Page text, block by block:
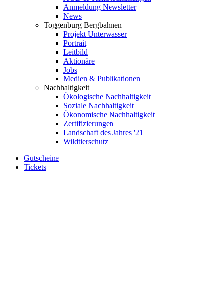
Anmeldung Newsletter
News
Toggenburg Bergbahnen
Projekt Unterwasser
Portrait
Leitbild
Aktionäre
Jobs
Medien & Publikationen
Nachhaltigkeit
Ökologische Nachhaltigkeit
Soziale Nachhaltigkeit
Ökonomische Nachhaltigkeit
Zertifizierungen
Landschaft des Jahres '21
Wildtierschutz
Gutscheine
Tickets